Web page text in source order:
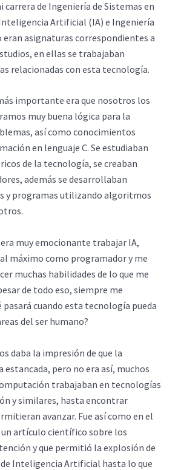
carrera de Ingeniería de Sistemas en
Artificial (IA) e Ingeniería
asignaturas correspondientes a
en ellas se trabajaban
relacionadas con esta tecnología.
importante era que nosotros los
muy buena lógica para la
así como conocimientos
en lenguaje C. Se estudiaban
de la tecnología, se creaban
además se desarrollaban
y programas utilizando algoritmos
muy emocionante trabajar IA,
máximo como programador y me
muchas habilidades de lo que me
de todo eso, siempre me
pasará cuando esta tecnología pueda
del ser humano?
daba la impresión de que la
pero no era así, muchos
trabajaban en tecnologías
y similares, hasta encontrar
avanzar. Fue así como en el
un artículo científico sobre los
y que permitió la explosión de
Inteligencia Artificial hasta lo que